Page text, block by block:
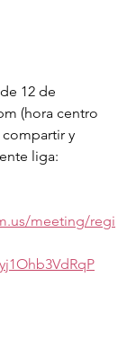
12 de
(hora centro
y
liga:
meeting/regi